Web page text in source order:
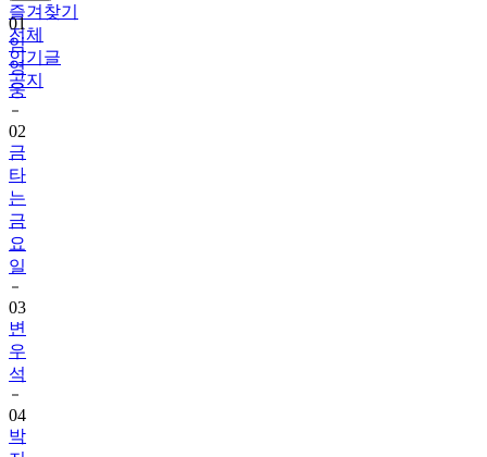
즐겨찾기
전체
인기글
공지
01
임
영
웅
02
금
타
는
금
요
일
03
변
우
석
04
박